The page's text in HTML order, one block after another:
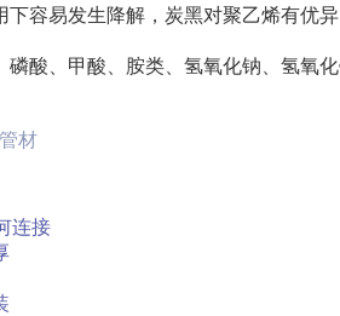
容易发生降解，炭黑对聚乙烯有优
酸、甲酸、胺类、氢氧化钠、氢氧
材
连接